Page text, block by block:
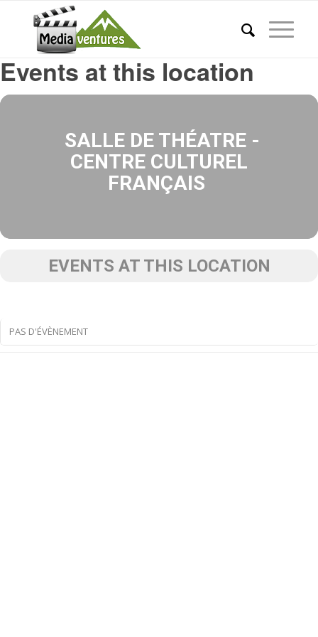
Events at this location
SALLE DE THÉATRE -
CENTRE CULTUREL
FRANÇAIS
EVENTS AT THIS LOCATION
PAS D'ÉVÈNEMENT